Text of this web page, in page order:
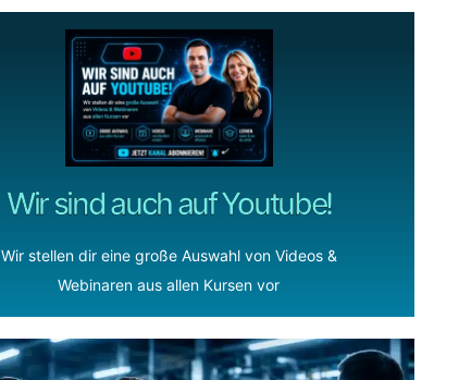
Wir sind auch auf Youtube!
Wir stellen dir eine große Auswahl von Videos &
Webinaren aus allen Kursen vor